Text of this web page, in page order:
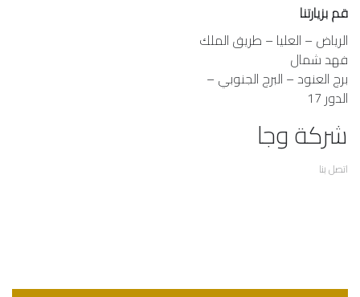
قم بزيارتنا
الرياض – العليا – طريق الملك
فهد شمال
برج العنود – البرج الجنوبي –
الدور 17
شركة وجا
اتصل بنا